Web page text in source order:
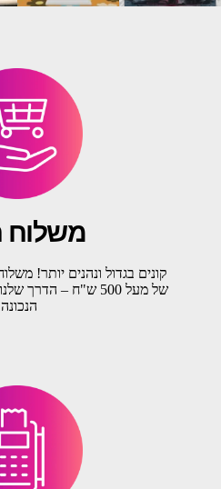
משלוח
קונים בגדול ונהנים יותר!
של מעל 500 ש"ח –